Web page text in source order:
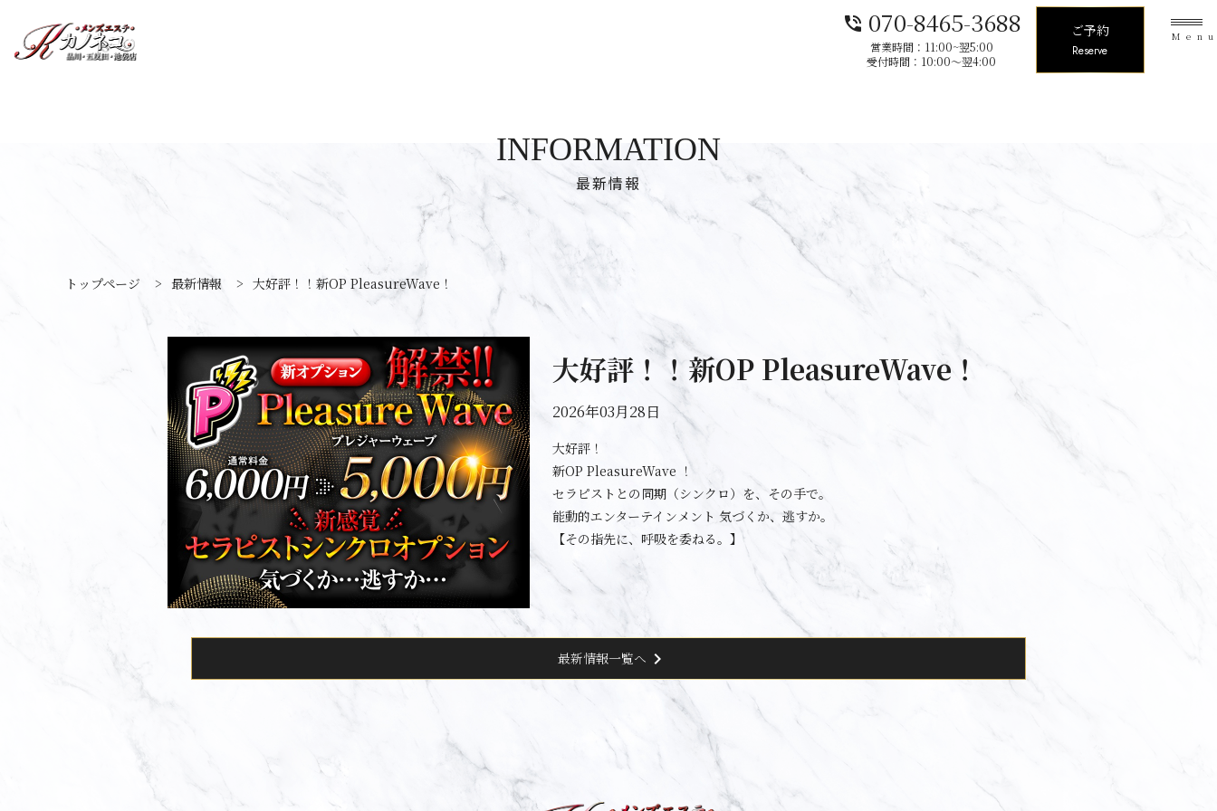
phone_in_talk 070-8465-3688
営業時間：11:00~翌5:00
受付時間：10:00〜翌4:00
ご予約
Reserve
最新情報
INFORMATION
トップページ > 最新情報 > 大好評！！新OP PleasureWave！
大好評！！新OP PleasureWave！
2026年03月28日
大好評！
新OP PleasureWave ！
セラピストとの同期（シンクロ）を、その手で。
能動的エンターテインメント 気づくか、逃すか。
【その指先に、呼吸を委ねる。】
最新情報一覧へ chevron_right